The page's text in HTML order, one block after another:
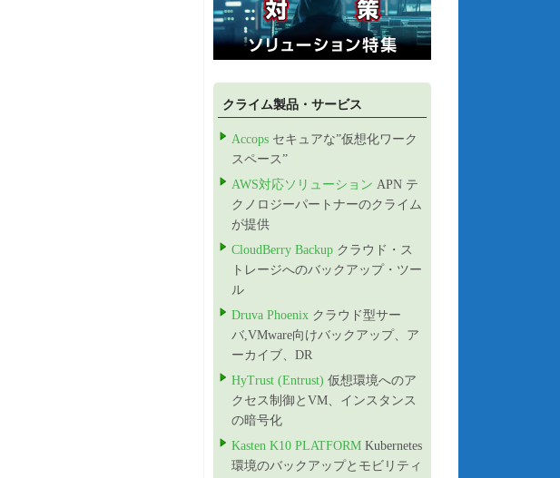
クライム製品・サービス
Accops セキュアな”仮想化ワーク
スペース”
AWS対応ソリューション APN テ
クノロジーパートナーのクライム
が提供
CloudBerry Backup クラウド・ス
トレージへのバックアップ・ツー
ル
Druva Phoenix クラウド型サー
バ,VMware向けバックアップ、ア
ーカイブ、DR
HyTrust (Entrust) 仮想環境へのア
クセス制御とVM、インスタンス
の暗号化
Kasten K10 PLATFORM Kubernetes
環境のバックアップとモビリティ